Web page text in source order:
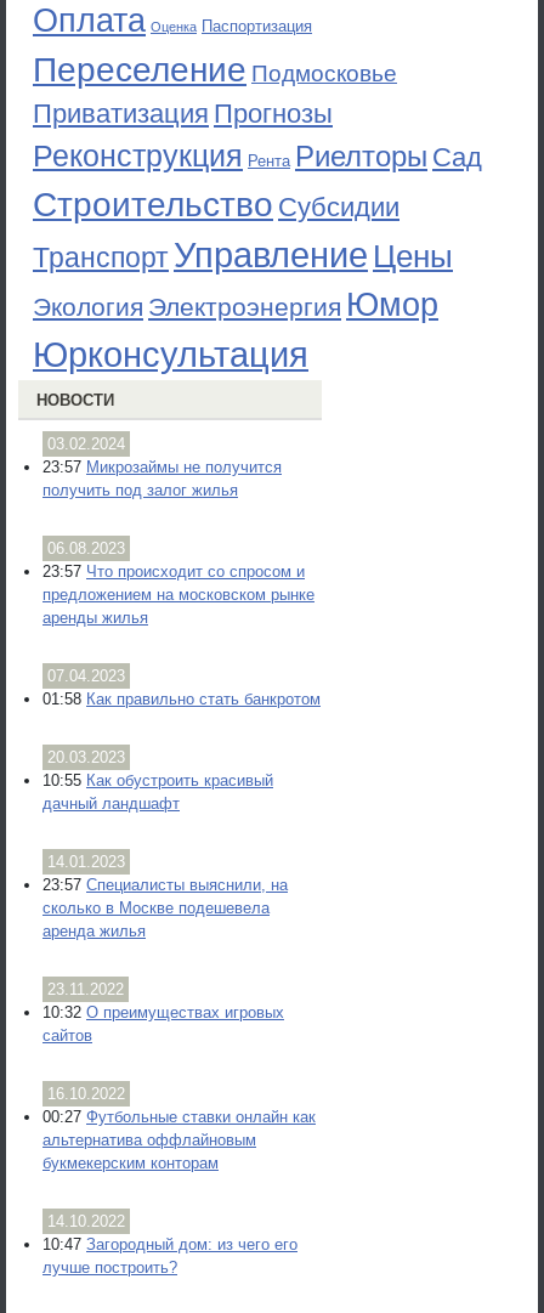
Оплата Оценка Паспортизация
Переселение Подмосковье
Приватизация Прогнозы
Реконструкция Рента Риелторы Сад
Строительство Субсидии
ТранспортУправление Цены
Экология Электроэнергия Юмор
Юрконсультация
НОВОСТИ
03.02.2024
23:57 Микрозаймы не получится
получить под залог жилья
06.08.2023
23:57 Что происходит со спросом и
предложением на московском рынке
аренды жилья
07.04.2023
01:58 Как правильно стать банкротом
20.03.2023
10:55 Как обустроить красивый
дачный ландшафт
14.01.2023
23:57 Специалисты выяснили, на
сколько в Москве подешевела
аренда жилья
23.11.2022
10:32 О преимуществах игровых
сайтов
16.10.2022
00:27 Футбольные ставки онлайн как
альтернатива оффлайновым
букмекерским конторам
14.10.2022
10:47 Загородный дом: из чего его
лучше построить?